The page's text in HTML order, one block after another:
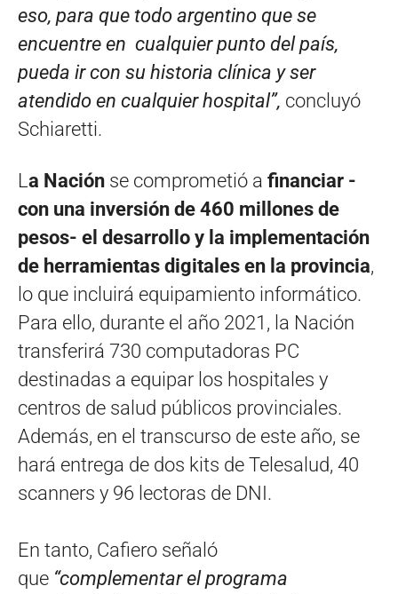
eso, para que todo argentino que se
encuentre en cualquier punto del país,
pueda ir con su historia clínica y ser
atendido en cualquier hospital”, concluyó
Schiaretti.
La Nación se comprometió a financiar -
con una inversión de 460 millones de
pesos- el desarrollo y la implementación
de herramientas digitales en la provincia,
lo que incluirá equipamiento informático.
Para ello, durante el año 2021, la Nación
transferirá 730 computadoras PC
destinadas a equipar los hospitales y
centros de salud públicos provinciales.
Además, en el transcurso de este año, se
hará entrega de dos kits de Telesalud, 40
scanners y 96 lectoras de DNI.
En tanto, Cafiero señaló
que “complementar el programa